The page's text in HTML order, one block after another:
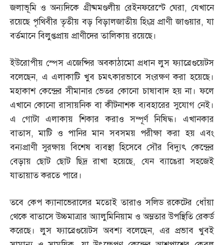
জলাভূমি ও অন্যদিকে গ্রীষ্মমণ্ডলীয় রেইনফরেস্টে ঘেরা,যেখানে
রয়েছে পৃথিবীর তৃতীয় বড় বিড়ালজাতীয় হিংস্র প্রাণী জাগুয়ার,যা
বর্তমানে বিলুপ্তপ্রায় প্রাণীদের তালিকায় রয়েছে।
ইউরোপীয় স্পেস এজেন্সির অবকাঠামো প্রধান লুস ফ্যাব্রেগুয়েটস
বলেছেন, এ এলাকাটি খুব চমৎকারভাবে সংরক্ষণ করা হয়েছে।
মহাকাশ কেন্দ্রের সীমানার ভেতর কোনো চাষাবাদ হয় না। ফলে
এখানে কোনো রাসায়নিক বা কীটনাশক ব্যবহারের সুযোগ নেই।
এ গোটা এলাকায় শিকার করাও সম্পূর্ণ নিষিদ্ধ। এখানকার
বাতাস,মাটি ও পানির মান সবসময় পরীক্ষা করা হয় এবং
বন্যপ্রাণী সুরক্ষায় বিশেষ ব্যবস্থা হিসেবে সৌর বিদ্যুৎ কেন্দ্রের
বেড়ায় ছোট ছোট ছিদ্র রাখা হয়েছে, যেন ব্যাঙেরা সহজেই
যাতায়াত করতে পারে।
তবে কেপ ক্যানাভেরালের মতোই তারাও সলিড রকেটের ধোঁয়া
থেকে বাতাসে উচ্চমাত্রার অ্যালুমিনিয়াম ও অম্লতার উপস্থিতি রেকর্ড
করেছে। লুস ফ্যাব্রেগুয়েটস অবশ্য বলেছেন,এর প্রভাব খুবই